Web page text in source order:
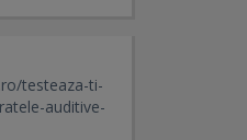
testeaza-ti-
auditive-